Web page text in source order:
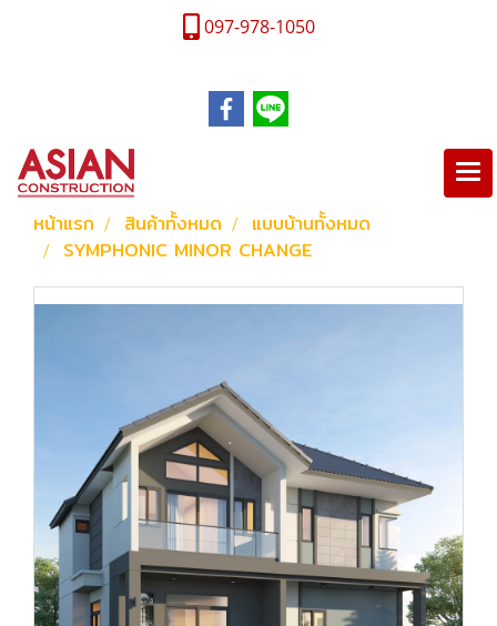
097-978-1050
หน้าแรก สินค้าทั้งหมด
แบบบ้านทั้งหมด
SYMPHONIC MINOR CHANGE